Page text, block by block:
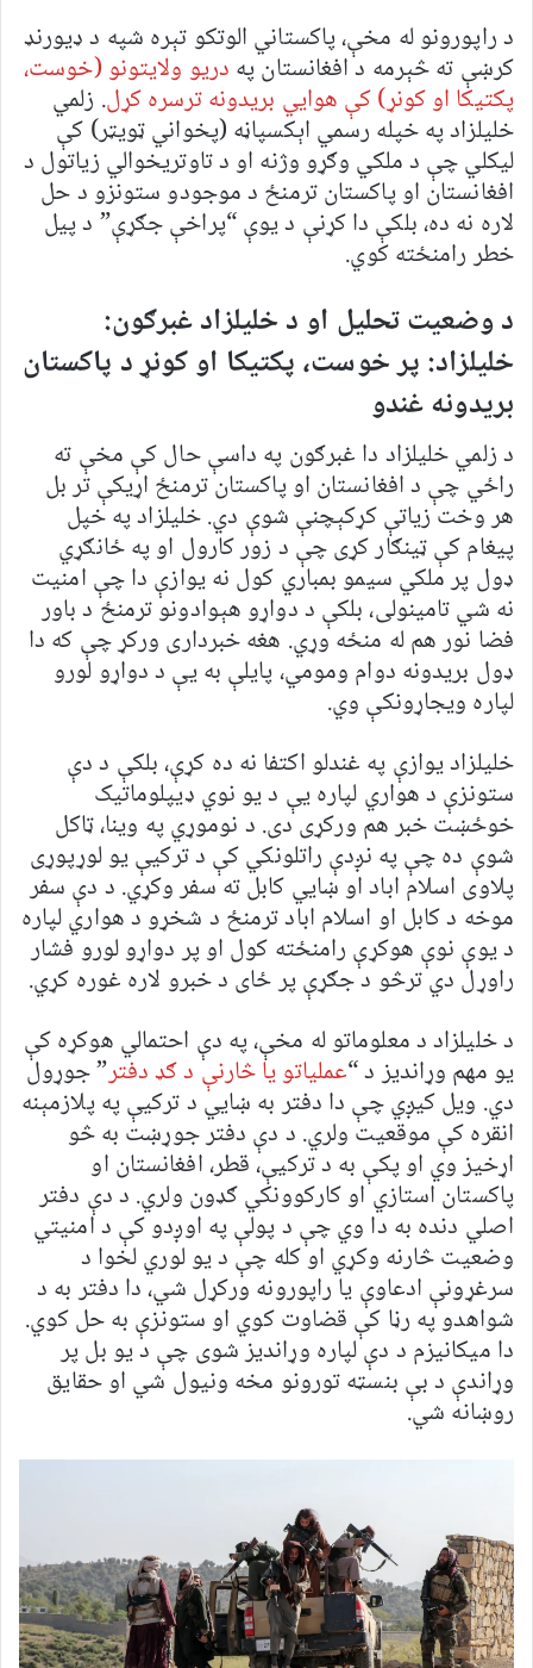
د راپورونو له مخې، پاکستاني الوتکو تېره شپه د ډیورنډ
کرښې ته څېرمه د افغانستان په دریو ولایتونو (خوست،
پکتیکا او کونړ) کې هوايي بریدونه ترسره کړل. زلمي
خلیلزاد په خپله رسمي اېکسپاڼه (پخواني ټویټر) کې
لیکلي چې د ملکي وګړو وژنه او د تاوتریخوالي زیاتول د
افغانستان او پاکستان ترمنځ د موجودو ستونزو د حل
لاره نه ده، بلکې دا کړنې د یوې “پراخې جګړې” د پیل
خطر رامنځته کوي.
د وضعیت تحلیل او د خلیلزاد غبرګون:
خلیلزاد: پر خوست، پکتیکا او کونړ د پاکستان
بریدونه غندو
د زلمي خلیلزاد دا غبرګون په داسې حال کې مخې ته
راځي چې د افغانستان او پاکستان ترمنځ اړیکې تر بل
هر وخت زیاتې کړکېچنې شوې دي. خلیلزاد په خپل
پیغام کې ټینګار کړی چې د زور کارول او په ځانګړي
ډول پر ملکي سیمو بمباري کول نه یوازې دا چې امنیت
نه شي تامینولی، بلکې د دواړو هېوادونو ترمنځ د باور
فضا نور هم له منځه وړي. هغه خبرداری ورکړ چې که دا
ډول بریدونه دوام ومومي، پایلې به یې د دواړو لورو
لپاره ویجاړونکې وي.
خلیلزاد یوازې په غندلو اکتفا نه ده کړې، بلکې د دې
ستونزې د هواري لپاره یې د یو نوي ډیپلوماتیک
خوځښت خبر هم ورکړی دی. د نوموړي په وینا، ټاکل
شوې ده چې په نږدې راتلونکي کې د ترکیې یو لوړپوړی
پلاوی اسلام اباد او ښايي کابل ته سفر وکړي. د دې سفر
موخه د کابل او اسلام اباد ترمنځ د شخړو د هواري لپاره
د یوې نوې هوکړې رامنځته کول او پر دواړو لورو فشار
راوړل دي ترڅو د جګړې پر ځای د خبرو لاره غوره کړي.
د خلیلزاد د معلوماتو له مخې، په دې احتمالي هوکړه کې
یو مهم وړاندیز د “عملیاتو یا څارنې د ګډ دفتر” جوړول
دي. ویل کیږي چې دا دفتر به ښايي د ترکیې په پلازمېنه
انقره کې موقعیت ولري. د دې دفتر جوړښت به څو
اړخیز وي او پکې به د ترکیې، قطر، افغانستان او
پاکستان استازي او کارکوونکي ګډون ولري. د دې دفتر
اصلي دنده به دا وي چې د پولې په اوږدو کې د امنیتي
وضعیت څارنه وکړي او کله چې د یو لوري لخوا د
سرغړونې ادعاوې یا راپورونه ورکړل شي، دا دفتر به د
شواهدو په رڼا کې قضاوت کوي او ستونزې به حل کوي.
دا میکانیزم د دې لپاره وړاندیز شوی چې د یو بل پر
وړاندې د بې بنسټه تورونو مخه ونیول شي او حقایق
روښانه شي.